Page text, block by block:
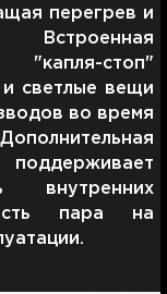
перегрев и
Встроенная
"капля-стоп"
светлые вещи
во время
внутренних
пара на